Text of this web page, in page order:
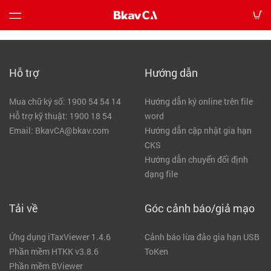
Bảng
giá
Hướng
dẫn
Tải
Liên
Chuyển đổi số của BkavCA is temporarily unavailable.
Hỗ trợ
Mua chữ ký số: 1900 54 54 14
Hỗ trợ kỹ thuật: 1900 18 54
Email: BkavCA@bkav.com
Hướng dẫn
Hướng dẫn ký online trên file
word
Hướng dẫn cập nhật gia hạn
CKS
Hướng dẫn chuyển đổi định
dạng file
Tải về
Ứng dụng iTaxViewer 1.4.6
Phần mềm HTKK v3.8.6
Phần mềm BViewer
Góc cảnh báo/giả mạo
Cảnh báo lừa đảo gia hạn USB
ToKen